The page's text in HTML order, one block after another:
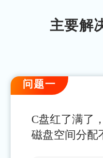
主要解
问题一
C盘红了满了，
磁盘空间分配